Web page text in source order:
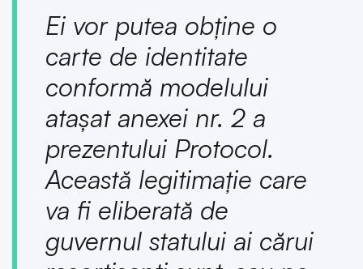
Ei vor putea obţine o
carte de identitate
conformă modelului
ataşat anexei nr. 2 a
prezentului Protocol.
Această legitimaţie care
va fi eliberată de
guvernul statului ai cărui